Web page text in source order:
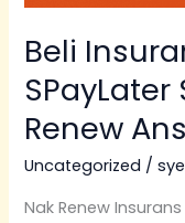
Beli
Renew
Uncategorized /
Nak Renew